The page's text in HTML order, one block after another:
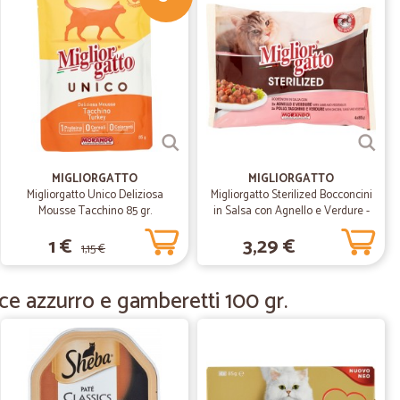
trovo prodotti che non trovo nella mia città. Lo
30/11/2021
sono ben imballati e posti in scatoloni molto
che non sempre tutti i prodotti ordinati risultano
23/06/2021
MIGLIORGATTO
Migliorgatto Unico Deliziosa
Mousse Tacchino 85 gr.
1 € 1,15 €
MIGLIORGATTO
Migliorgatto Sterilized Bocconcini
in Salsa con Agnello e Verdure -
Pollo, Tacchino e Verdure 4x85gr.
3,29 €
azzurro e gamberetti 100 gr.